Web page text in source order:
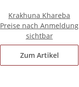
Krakhuna Khareba
Preise nach Anmeldung
sichtbar
Zum Artikel